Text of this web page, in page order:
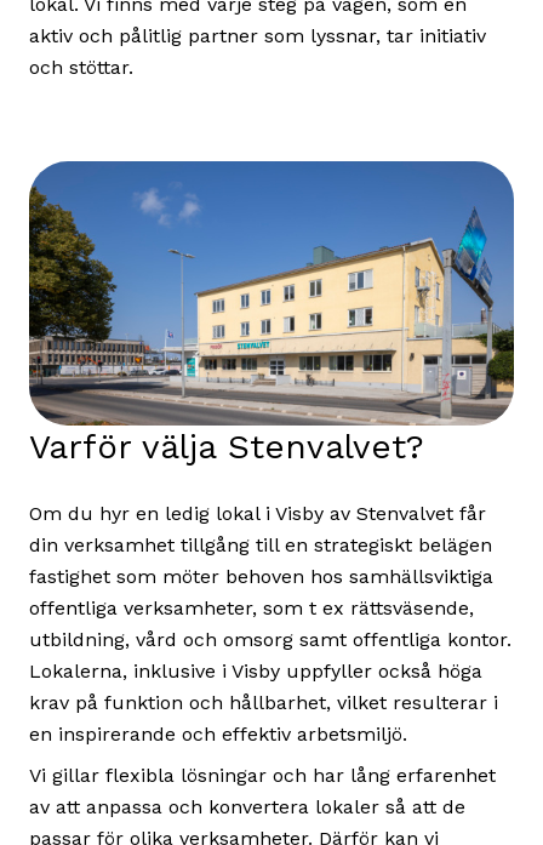
aktiv och pålitlig partner som lyssnar, tar initiativ
och stöttar.
Varför välja Stenvalvet?
Om du hyr en ledig lokal i Visby av Stenvalvet får
din verksamhet tillgång till en strategiskt belägen
fastighet som möter behoven hos samhällsviktiga
offentliga verksamheter, som t ex rättsväsende,
utbildning, vård och omsorg samt offentliga kontor.
Lokalerna, inklusive i Visby uppfyller också höga
krav på funktion och hållbarhet, vilket resulterar i
en inspirerande och effektiv arbetsmiljö.
Vi gillar flexibla lösningar och har lång erfarenhet
av att anpassa och konvertera lokaler så att de
passar för olika verksamheter. Därför kan vi